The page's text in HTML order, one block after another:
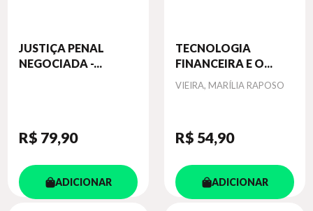
JUSTIÇA PENAL
NEGOCIADA -...
R$ 79,90
ADICIONAR
TECNOLOGIA
FINANCEIRA E O...
Autor
VIEIRA, MARÍLIA RAPOSO
R$ 54,90
ADICIONAR